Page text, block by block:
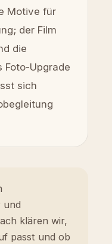
Motive für
der Film
die
Foto-Upgrade
sich
und
klären wir,
passt und ob